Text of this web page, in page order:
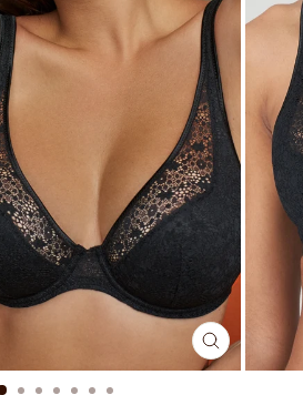
CERRAR
(ESC)